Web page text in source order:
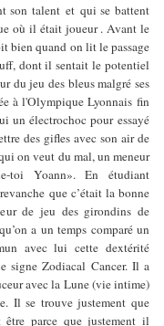
son talent et qui se battent
où il était joueur . Avant le
bien quand on lit le passage
dont il sentait le potentiel
du jeu des bleus malgré ses
à l'Olympique Lyonnais fin
un électrochoc pour essayé
des gifles avec son air de
on veut du mal, un meneur
toi Yoann». En étudiant
que c’était la bonne
de jeu des girondins de
a un temps comparé un
avec lui cette dextérité
signe Zodiacal Cancer. Il a
avec la Lune (vie intime)
Il se trouve justement que
parce que justement il